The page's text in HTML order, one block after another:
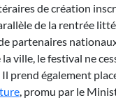
de création
de la rentrée
partenaires
ville, le festival ne
prend également
, promu par le